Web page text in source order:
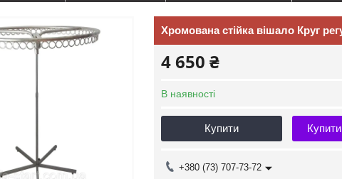
Хромована стійка вішало Круг
4 650 ₴
В наявності
Купити
+380 (73) 707-73-72